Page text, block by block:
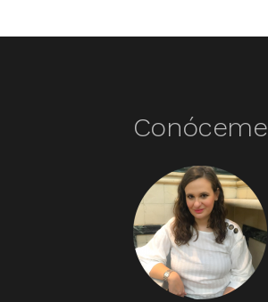
Conóceme